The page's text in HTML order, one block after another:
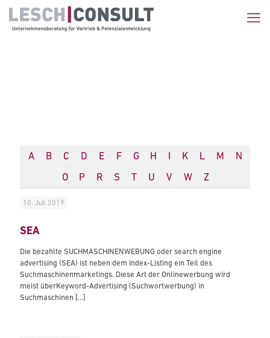
A B C D E F G H I K L M
N
O
P R S T U V W Z
10. Juli 2019
SEA
Die bezahlte SUCHMASCHINENWEBUNG oder search engine
advertising (SEA) ist neben dem Index-Listing ein Teil des
Suchmaschinenmarketings. Diese Art der Onlinewerbung wird
meist überKeyword-Advertising (Suchwortwerbung) in
Suchmaschinen […]